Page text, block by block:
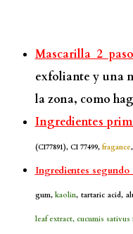
Mascarilla 2
exfoliante y una
la zona, como
Ingredientes
(CI77891), CI 77499, fragance,
Ingredientes segundo
gum,kaolin, tartaric acid,
leaf extract, cucumis